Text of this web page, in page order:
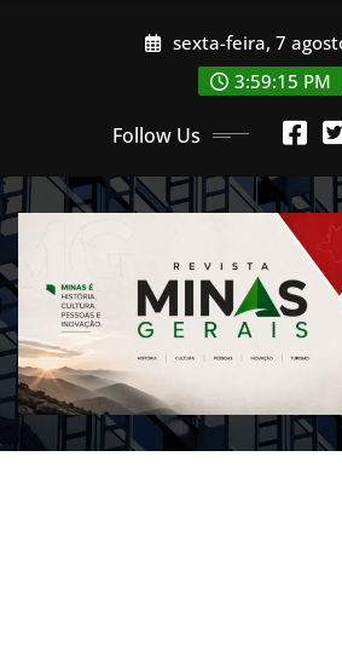
sexta-feira, 7
3:59:16 PM
Follow Us